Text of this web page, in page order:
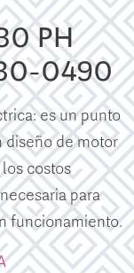
PH
0490
es un punto
diseño de motor
costos
para
funcionamiento.